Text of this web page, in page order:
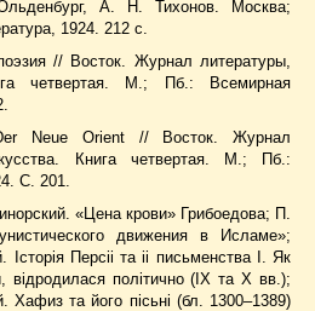
А. Н. Тихонов. Москва;
1924. 212 с.
// Восток. Журнал литературы,
четвертая. М.; Пб.: Всемирная
Neue Orient // Восток. Журнал
Книга четвертая. М.; Пб.:
С. 201.
«Цена крови» Грибоедова; П.
движения в Исламе»;
Персіі та іі письменства I. Як
відродилася політично (IX та X вв.);
Xафиз та його пісьні (бл. 1300–1389)